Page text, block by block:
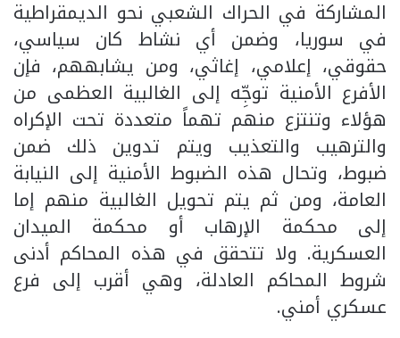
المشاركة في الحراك الشعبي نحو الديمقراطية
في سوريا، وضمن أي نشاط كان سياسي،
حقوقي، إعلامي، إغاثي، ومن يشابههم، فإن
الأفرع الأمنية توجِّه إلى الغالبية العظمى من
هؤلاء وتنتزع منهم تهماً متعددة تحت الإكراه
والترهيب والتعذيب ويتم تدوين ذلك ضمن
ضبوط، وتحال هذه الضبوط الأمنية إلى النيابة
العامة، ومن ثم يتم تحويل الغالبية منهم إما
إلى محكمة الإرهاب أو محكمة الميدان
العسكرية. ولا تتحقق في هذه المحاكم أدنى
شروط المحاكم العادلة، وهي أقرب إلى فرع
عسكري أمني.